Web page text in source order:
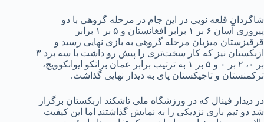
شاگردان قلعه نویی در این جام در مرحله گروهی با دو
پیروزی آسان ۶ بر ۱ برابر افغانستان و ۵ بر ۱ برابر
قرقیزستان میزبان مرحله گروهی به بازی نهایی رسید و
ازبکستان نیز که کار سخت‌تری را پیش رو داشت با سه برد ۳
بر ۰، ۲ بر ۰ و ۵ بر ۱ به ترتیب برابر عمان برانکو ایوانکوویچ،
ترکمنستان و تاجیکستان پای به دیدار نهایی گذاشت.
در دیدار فینال که در ورزشگاه ملی تاشکند ازبکستان برگزار
شد دو تیم بازی نزدیکی را به نمایش گذاشتند اما این کیفیت